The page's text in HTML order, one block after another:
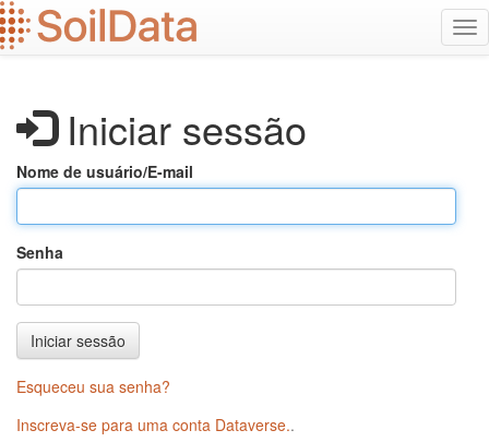
Ir
para
o
Iniciar sessão
Nome de usuário/E-mail
Senha
Iniciar sessão
Esqueceu sua senha?
Inscreva-se para uma conta Dataverse..